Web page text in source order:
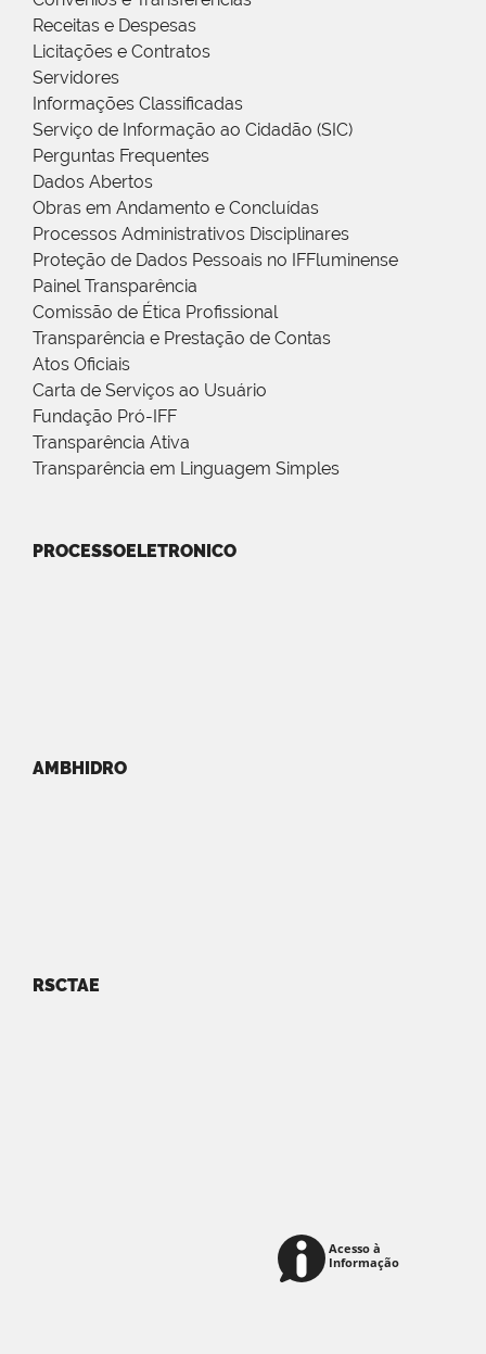
Receitas e Despesas
Licitações e Contratos
Servidores
Informações Classificadas
Serviço de Informação ao Cidadão (SIC)
Perguntas Frequentes
Dados Abertos
Obras em Andamento e Concluídas
Processos Administrativos Disciplinares
Proteção de Dados Pessoais no IFFluminense
Painel Transparência
Comissão de Ética Profissional
Transparência e Prestação de Contas
Atos Oficiais
Carta de Serviços ao Usuário
Fundação Pró-IFF
Transparência Ativa
Transparência em Linguagem Simples
PROCESSOELETRONICO
AMBHIDRO
RSCTAE